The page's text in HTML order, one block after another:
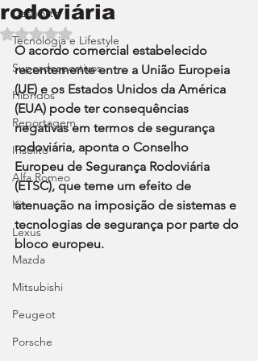
Desporto
Tecnologia e Lifestyle
Superdesportivos
Híbridos
Reportagem
Insólito
Alfa Romeo
Kia
Lexus
Mazda
Mitsubishi
Peugeot
Porsche
rodoviária
Avaliado com NaN de 5 estrelas.
O acordo comercial estabelecido
recentemente entre a União Europeia
(UE) e os Estados Unidos da América
(EUA) pode ter consequências
negativas em termos de segurança
rodoviária, aponta o Conselho
Europeu de Segurança Rodoviária
(ETSC), que teme um efeito de
atenuação na imposição de sistemas e
tecnologias de segurança por parte do
bloco europeu.